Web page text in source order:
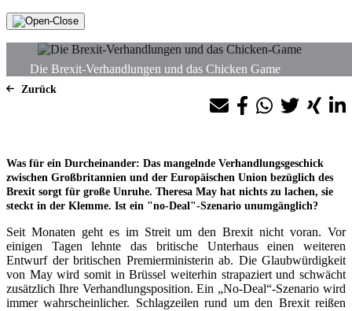
Die Brexit-Verhandlungen und das Chicken Game
Zurück
Was für ein Durcheinander: Das mangelnde Verhandlungsgeschick
zwischen Großbritannien und der Europäischen Union bezüglich des
Brexit sorgt für große Unruhe. Theresa May hat nichts zu lachen, sie
steckt in der Klemme. Ist ein "no-Deal"-Szenario unumgänglich?
Seit Monaten geht es im Streit um den Brexit nicht voran. Vor
einigen Tagen lehnte das britische Unterhaus einen weiteren
Entwurf der britischen Premierministerin ab. Die Glaubwürdigkeit
von May wird somit in Brüssel weiterhin strapaziert und schwächt
zusätzlich Ihre Verhandlungsposition. Ein „No-Deal“-Szenario wird
immer wahrscheinlicher. Schlagzeilen rund um den Brexit reißen